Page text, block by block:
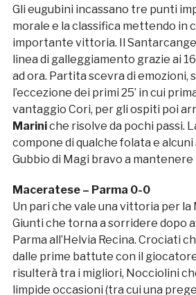
Gli eugubini incassano tre punti
morale e la classifica mettendo in
importante vittoria. Il
linea di galleggiamento grazie ai
ad ora. Partita scevra di emozioni,
l’eccezione dei primi 25’ in cui
vantaggio Cori, per gli ospiti poi
Mariniche risolve da pochi passi.
compone di qualche folata e alcuni
Gubbio di Magi bravo a
Maceratese – Parma 0-0
Un pari che vale una vittoria per la
Giunti che torna a sorridere dopo
Parma all’Helvia Recina. Crociati
dalle prime battute con il
risulterà tra i migliori, Nocciolini
limpide occasioni (tra cui una